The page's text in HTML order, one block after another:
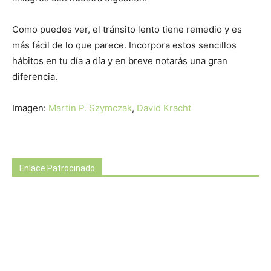
Como puedes ver, el tránsito lento tiene remedio y es
más fácil de lo que parece. Incorpora estos sencillos
hábitos en tu día a día y en breve notarás una gran
diferencia.
Imagen: Martin P. Szymczak, David Kracht
Enlace Patrocinado